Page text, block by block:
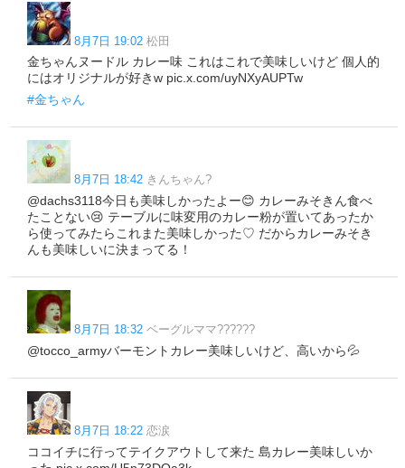
8月7日 19:02 松田
金ちゃんヌードル カレー味 これはこれで美味しいけど 個人的
にはオリジナルが好きw pic.x.com/uyNXyAUPTw
#金ちゃん
8月7日 18:42 きんちゃん?
@dachs3118今日も美味しかったよー😊 カレーみそきん食べ
たことない😢 テーブルに味変用のカレー粉が置いてあったか
ら使ってみたらこれまた美味しかった♡ だからカレーみそき
んも美味しいに決まってる！
8月7日 18:32 ベーグルママ??????
@tocco_armyバーモントカレー美味しいけど、高いから💦
8月7日 18:22 恋涙
ココイチに行ってテイクアウトして来た 島カレー美味しいか